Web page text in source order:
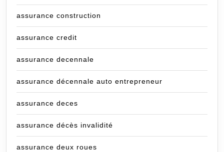
assurance construction
assurance credit
assurance decennale
assurance décennale auto entrepreneur
assurance deces
assurance décès invalidité
assurance deux roues